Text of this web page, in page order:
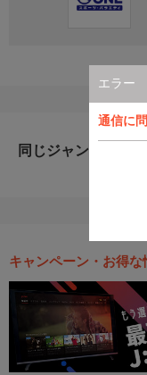
エラー
通信に
同じジャンルのおす
キャンペーン・お得な